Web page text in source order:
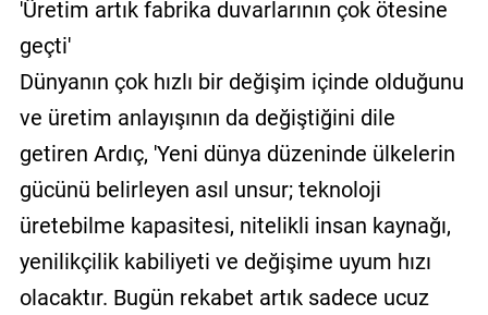
'Üretim artık fabrika duvarlarının çok ötesine
geçti'
Dünyanın çok hızlı bir değişim içinde olduğunu
ve üretim anlayışının da değiştiğini dile
getiren Ardıç, 'Yeni dünya düzeninde ülkelerin
gücünü belirleyen asıl unsur; teknoloji
üretebilme kapasitesi, nitelikli insan kaynağı,
yenilikçilik kabiliyeti ve değişime uyum hızı
olacaktır. Bugün rekabet artık sadece ucuz